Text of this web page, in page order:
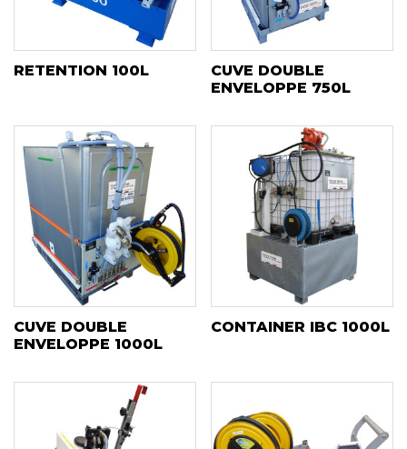
RETENTION 100L
CUVE DOUBLE
ENVELOPPE 750L
CUVE DOUBLE
ENVELOPPE 1000L
CONTAINER IBC 1000L